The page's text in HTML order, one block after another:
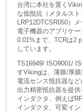
台湾に本社を置く
な低抵抗（メタルス
LRP12DTCSR050）
電子機器のアプリケ
0.01%まで、TCRは2
しています。
TS16949/ ISO9001/
すVikingは、薄膜/厚膜
電流センス抵抗器な
出力精密抵抗器を提
インダクタ、例えば
インダクタ、可変イ